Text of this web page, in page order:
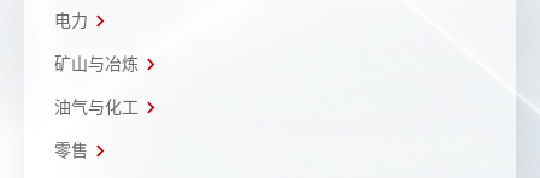
电力
矿山与冶炼
油气与化工
零售